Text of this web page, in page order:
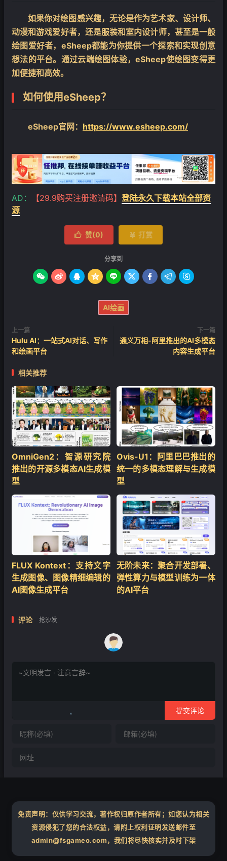
如果你对绘图感兴趣，无论是作为艺术家、设计师、
动漫和游戏爱好者，还是服装和室内设计师，甚至是一般
绘图爱好者，eSheep都能为你提供一个探索和实现创意
想法的平台。通过云端绘图体验，eSheep使绘图变得更
加便捷和高效。
如何使用eSheep？
eSheep官网： https://www.esheep.com/
AD： 【29.9购买注册邀请码】 登陆永久下载本站全部资
源
 赞(0)  打赏
分享到
        
AI绘画
上一篇
Hulu AI：一站式AI对话、写作
和绘画平台
下一篇
通义万相-阿里推出的AI多模态
内容生成平台
相关推荐
OmniGen2：智源研究院
推出的开源多模态AI生成模
型
Ovis-U1：阿里巴巴推出的
统一的多模态理解与生成模
型
FLUX Kontext：支持文字
生成图像、图像精细编辑的
AI图像生成平台
无阶未来：聚合开发部署、
弹性算力与模型训练为一体
的AI平台
评论 抢沙发
提交评论
免责声明：仅供学习交流，著作权归原作者所有；如您认为相关
资源侵犯了您的合法权益，请附上权利证明发送邮件至
admin@fsgameo.com，我们将尽快核实并及时下架